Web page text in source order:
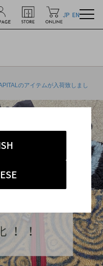
JP EN
のアイテムが入荷致しまし